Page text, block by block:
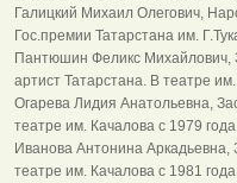
Галицкий Михаил Олегович,
Гос.премии Татарстана им.
Пантюшин Феликс Михайлович,
артист Татарстана. В театре
Огарева Лидия Анатольевна,
театре им. Качалова с 1979
Иванова Антонина Аркадьевна,
театре им. Качалова с 1981